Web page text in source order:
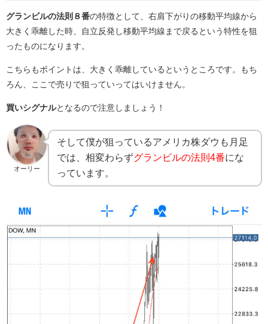
グランビルの法則８番の特徴として、右肩下がりの移動平均線から
大きく乖離した時 、自立反発し移動平均線まで戻るという特性を狙
った ものになります。
こちらもポイントは、 大きく乖離している というところです。
もち
ろん、ここで売りで狙っていってはいけません。
買いシグナルとなるので注意しましょう！
オーリー
そして僕が狙っているアメリカ株ダウも月足
では、相変わらずグランビルの法則4番にな
っています。